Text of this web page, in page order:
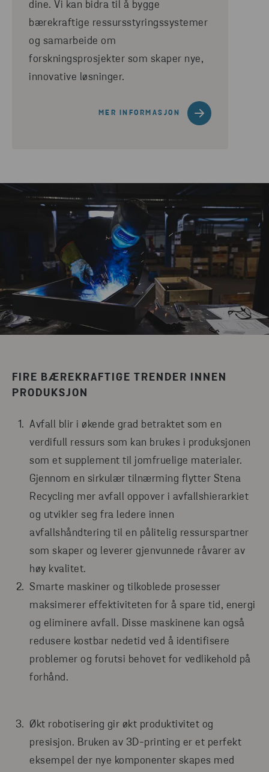
dine. Vi kan bidra til å bygge
bærekraftige ressursstyringssystemer
og samarbeide om
forskningsprosjekter som skaper nye,
innovative løsninger.
MER INFORMASJON
FIRE BÆREKRAFTIGE TRENDER INNEN
PRODUKSJON
Avfall blir i økende grad betraktet som en
verdifull ressurs som kan brukes i produksjonen
som et supplement til jomfruelige materialer.
Gjennom en sirkulær tilnærming flytter Stena
Recycling mer avfall oppover i avfallshierarkiet
og utvikler seg fra ledere innen
avfallshåndtering til en pålitelig ressurspartner
som skaper og leverer gjenvunnede råvarer av
høy kvalitet.
Smarte maskiner og tilkoblede prosesser
maksimerer effektiviteten for å spare tid, energi
og eliminere avfall. Disse maskinene kan også
redusere kostbar nedetid ved å identifisere
problemer og forutsi behovet for vedlikehold på
forhånd.
Økt robotisering gir økt produktivitet og
presisjon. Bruken av 3D-printing er et perfekt
eksempel der nye komponenter skapes med